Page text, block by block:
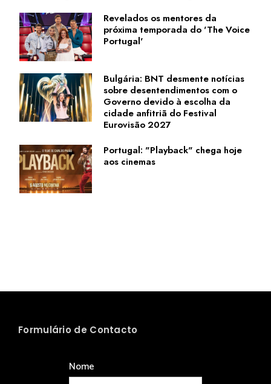
Revelados os mentores da
próxima temporada do 'The Voice
Portugal'
Bulgária: BNT desmente notícias
sobre desentendimentos com o
Governo devido à escolha da
cidade anfitriã do Festival
Eurovisão 2027
Portugal: "Playback" chega hoje
aos cinemas
Formulário de Contacto
Nome